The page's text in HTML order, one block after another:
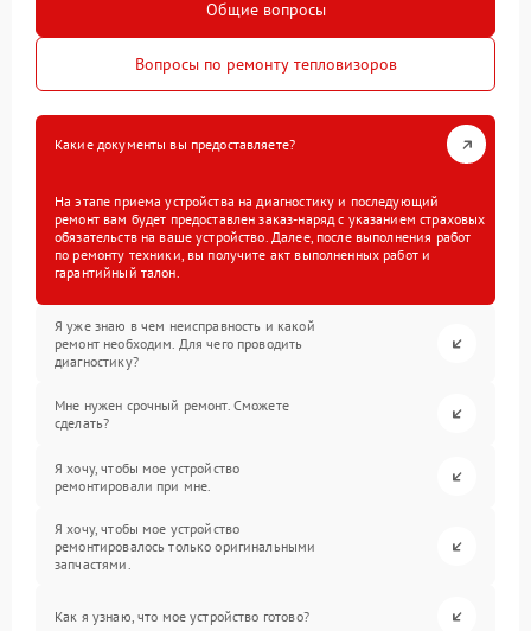
Общие вопросы
Вопросы по ремонту тепловизоров
Какие документы вы предоставляете?
На этапе приема устройства на диагностику и последующий
ремонт вам будет предоставлен заказ-наряд с указанием страховых
обязательств на ваше устройство. Далее, после выполнения работ
по ремонту техники, вы получите акт выполненных работ и
гарантийный талон.
Я уже знаю в чем неисправность и какой
ремонт необходим. Для чего проводить
диагностику?
Мне нужен срочный ремонт. Сможете
сделать?
Я хочу, чтобы мое устройство
ремонтировали при мне.
Я хочу, чтобы мое устройство
ремонтировалось только оригинальными
запчастями.
Как я узнаю, что мое устройство готово?